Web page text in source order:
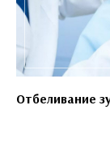
Отбеливание